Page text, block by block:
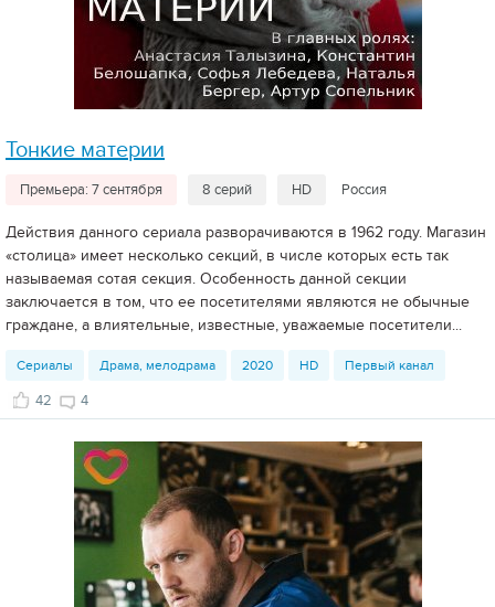
Тонкие материи
Премьера: 7 сентября 8 серий HD Россия
Действия данного сериала разворачиваются в 1962 году. Магазин
«столица» имеет несколько секций, в числе которых есть так
называемая сотая секция. Особенность данной секции
заключается в том, что ее посетителями являются не обычные
граждане, а влиятельные, известные, уважаемые посетители...
Сериалы Драма, мелодрама 2020 HD Первый канал
42 4